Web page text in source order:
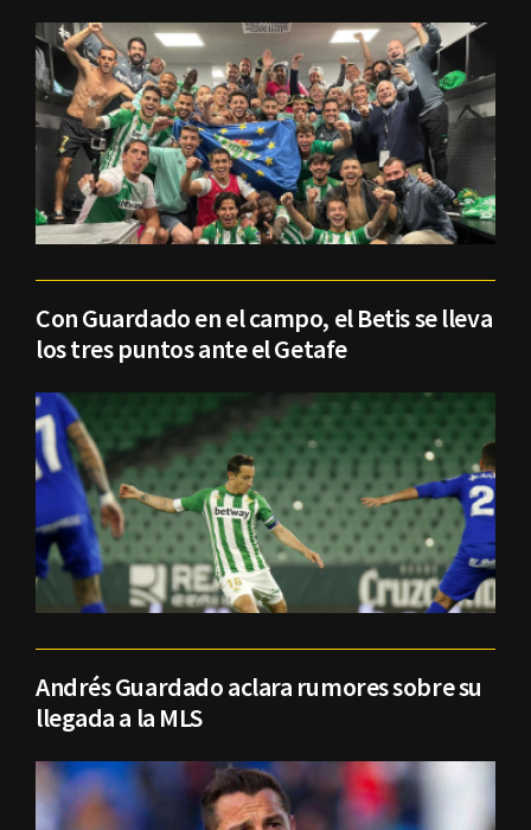
Con Guardado en el campo, el Betis se lleva
los tres puntos ante el Getafe
Andrés Guardado aclara rumores sobre su
llegada a la MLS